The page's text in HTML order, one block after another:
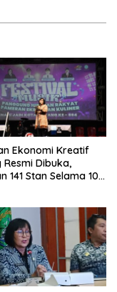
Ekonomi Kreatif
Resmi Dibuka,
141 Stan Selama 10